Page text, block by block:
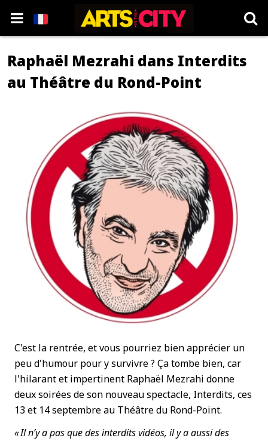
Raphaël Mezrahi dans Interdits
au Théâtre du Rond-Point
C'est la rentrée, et vous pourriez bien apprécier un
peu d'humour pour y survivre ? Ça tombe bien, car
l'hilarant et impertinent Raphaël Mezrahi donne
deux soirées de son nouveau spectacle, Interdits, ces
13 et 14 septembre au Théâtre du Rond-Point.
« Il n’y a pas que des interdits vidéos, il y a aussi des